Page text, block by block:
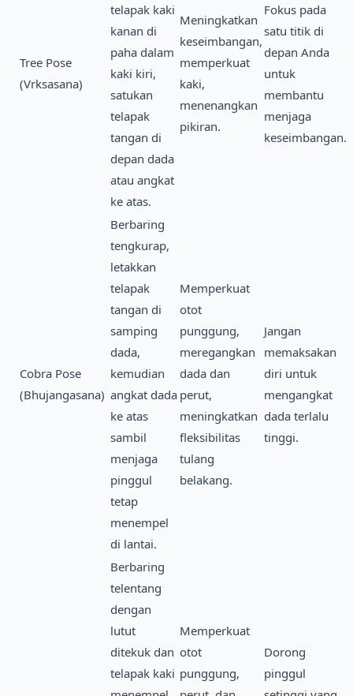
Tree Pose
(Vrksasana)
telapak kaki
kanan di
paha dalam
kaki kiri,
satukan
telapak
tangan di
depan dada
atau angkat
ke atas.
Meningkatkan
keseimbangan,
memperkuat
kaki,
menenangkan
pikiran.
Fokus pada
satu titik di
depan Anda
untuk
membantu
menjaga
keseimbangan.
Cobra Pose
(Bhujangasana)
Berbaring
tengkurap,
letakkan
telapak
tangan di
samping
dada,
kemudian
angkat dada
ke atas
sambil
menjaga
pinggul
tetap
menempel
di lantai.
Memperkuat
otot
punggung,
meregangkan
dada dan
perut,
meningkatkan
fleksibilitas
tulang
belakang.
Jangan
memaksakan
diri untuk
mengangkat
dada terlalu
tinggi.
Berbaring
telentang
dengan
lutut
ditekuk dan
telapak kaki
Memperkuat
otot
punggung,
Dorong
pinggul